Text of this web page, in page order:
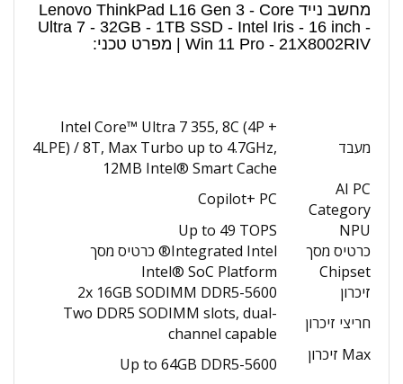
מחשב נייד Lenovo ThinkPad L16 Gen 3 - Core
Ultra 7 - 32GB - 1TB SSD - Intel Iris - 16 inch -
Win 11 Pro - 21X8002RIV | מפרט טכני:
מעבד
Intel Core™ Ultra 7 355, 8C (4P +
4LPE) / 8T, Max Turbo up to 4.7GHz,
12MB Intel® Smart Cache
AI PC
Category
Copilot+ PC
NPU
Up to 49 TOPS
כרטיס מסך
Integrated Intel® כרטיס מסך
Chipset
Intel® SoC Platform
זיכרון
2x 16GB SODIMM DDR5-5600
חריצי זיכרון
Two DDR5 SODIMM slots, dual-
channel capable
Max זיכרון
Up to 64GB DDR5-5600